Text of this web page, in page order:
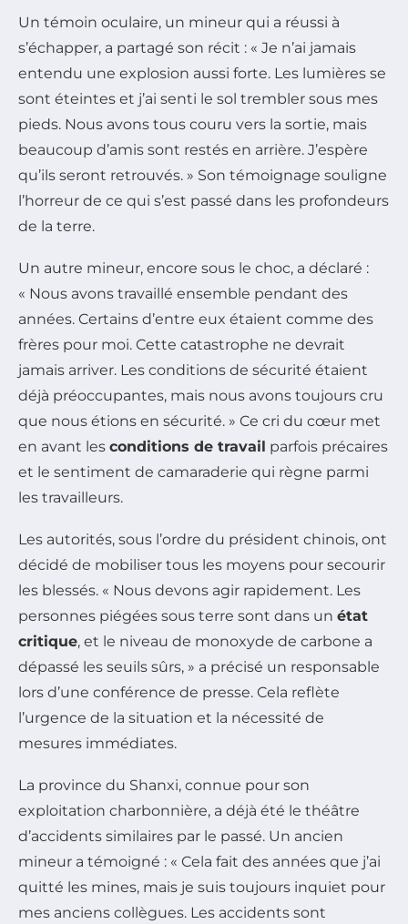
Un témoin oculaire, un mineur qui a réussi à
s’échapper, a partagé son récit : « Je n’ai jamais
entendu une explosion aussi forte. Les lumières se
sont éteintes et j’ai senti le sol trembler sous mes
pieds. Nous avons tous couru vers la sortie, mais
beaucoup d’amis sont restés en arrière. J’espère
qu’ils seront retrouvés. » Son témoignage souligne
l’horreur de ce qui s’est passé dans les profondeurs
de la terre.
Un autre mineur, encore sous le choc, a déclaré :
« Nous avons travaillé ensemble pendant des
années. Certains d’entre eux étaient comme des
frères pour moi. Cette catastrophe ne devrait
jamais arriver. Les conditions de sécurité étaient
déjà préoccupantes, mais nous avons toujours cru
que nous étions en sécurité. » Ce cri du cœur met
en avant les conditions de travail parfois précaires
et le sentiment de camaraderie qui règne parmi
les travailleurs.
Les autorités, sous l’ordre du président chinois, ont
décidé de mobiliser tous les moyens pour secourir
les blessés. « Nous devons agir rapidement. Les
personnes piégées sous terre sont dans un état
critique, et le niveau de monoxyde de carbone a
dépassé les seuils sûrs, » a précisé un responsable
lors d’une conférence de presse. Cela reflète
l’urgence de la situation et la nécessité de
mesures immédiates.
La province du Shanxi, connue pour son
exploitation charbonnière, a déjà été le théâtre
d’accidents similaires par le passé. Un ancien
mineur a témoigné : « Cela fait des années que j’ai
quitté les mines, mais je suis toujours inquiet pour
mes anciens collègues. Les accidents sont